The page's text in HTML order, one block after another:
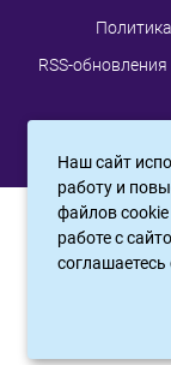
RSS-обновления
Наш сайт
работу и
файлов
работе с
САЙТ СОЗДАН: